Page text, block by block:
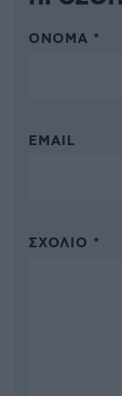
ΌΝΟΜΑ *
EMAIL
ΣΧΌΛΙΟ *